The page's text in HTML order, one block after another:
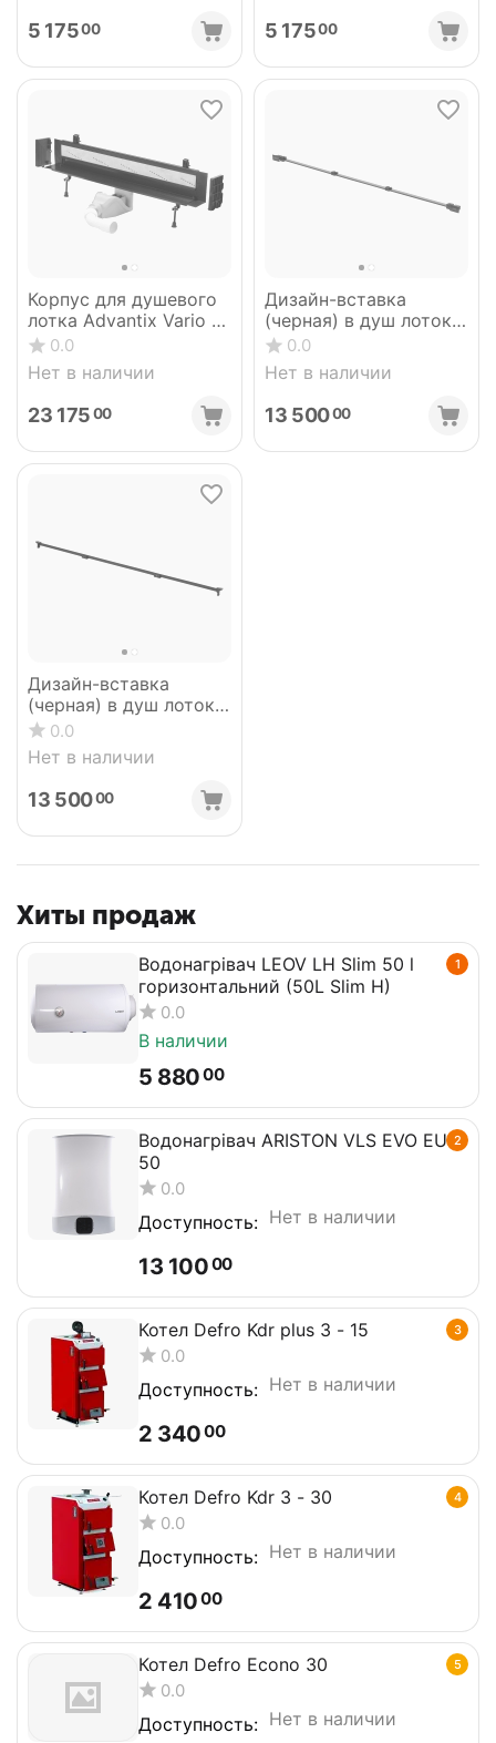
5 17500 5 17500
Корпус для душевого
лотка Advantix Vario h-
90 мм 30-120 см
VIEGA 736552
0.0
Нет в наличии
23 17500
Дизайн-вставка
(черная) в душ лоток
VIEGA 736583
0.0
Нет в наличии
13 50000
Дизайн-вставка
(черная) в душ лоток
VIEGA 711870
0.0
Нет в наличии
13 50000
Хиты продаж
1
Водонагрівач LEOV LH Slim 50 l
горизонтальний (50L Slim H)
0.0
В наличии
5 88000
2
Водонагрівач ARISTON VLS EVO EU
50
0.0
Доступность: Нет в наличии
13 10000
3
Котел Defro Kdr plus 3 - 15
0.0
Доступность: Нет в наличии
2 34000
4
Котел Defro Kdr 3 - 30
0.0
Доступность: Нет в наличии
2 41000
5
Котел Defro Econo 30
0.0
Доступность: Нет в наличии